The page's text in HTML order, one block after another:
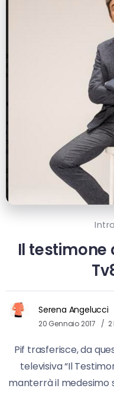
Il testimone
Serena Angelucci
20 Gennaio 2017
Pif trasferisce, da
televisiva “Il
manterrà il medesimo